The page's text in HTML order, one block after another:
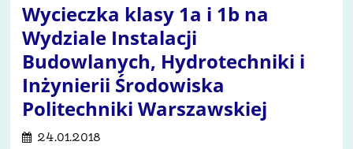
Wycieczka klasy 1a i 1b na
Wydziale Instalacji
Budowlanych, Hydrotechniki i
Inżynierii Środowiska
Politechniki Warszawskiej
24.01.2018